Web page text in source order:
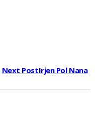
Next PostIrjen Pol Nana